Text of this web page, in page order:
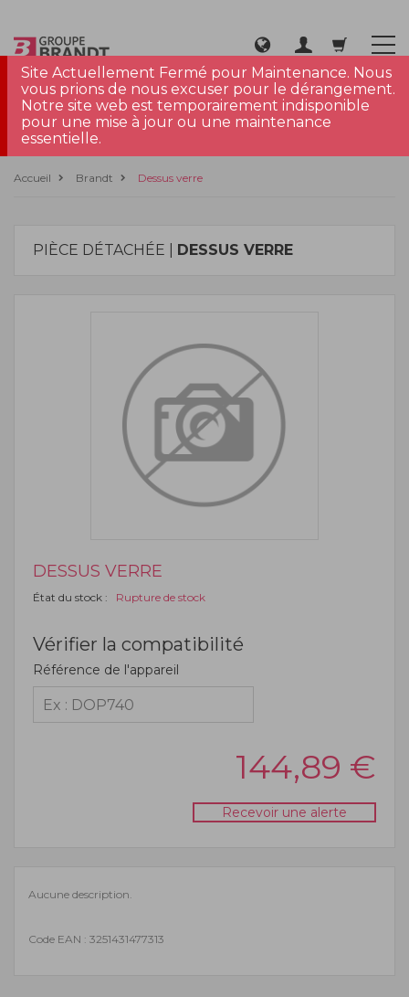
Site Actuellement Fermé pour Maintenance. Nous
vous prions de nous excuser pour le dérangement.
Notre site web est temporairement indisponible
pour une mise à jour ou une maintenance
essentielle.
Accueil Brandt Dessus verre
PIÈCE DÉTACHÉE | DESSUS VERRE
DESSUS VERRE
État du stock : Rupture de stock
Vérifier la compatibilité
Référence de l'appareil
144,89 €
Recevoir une alerte
Aucune description.
Code EAN : 3251431477313